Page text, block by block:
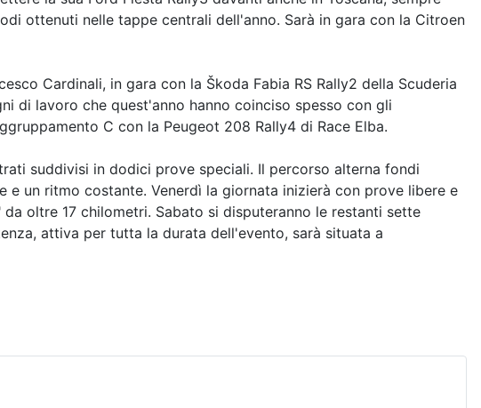
ottenuti nelle tappe centrali dell'anno. Sarà in gara con la Citroen
Cardinali, in gara con la Škoda Fabia RS Rally2 della Scuderia
di lavoro che quest'anno hanno coinciso spesso con gli
C con la Peugeot 208 Rally4 di Race Elba.
suddivisi in dodici prove speciali. Il percorso alterna fondi
un ritmo costante. Venerdì la giornata inizierà con prove libere e
oltre 17 chilometri. Sabato si disputeranno le restanti sette
attiva per tutta la durata dell'evento, sarà situata a